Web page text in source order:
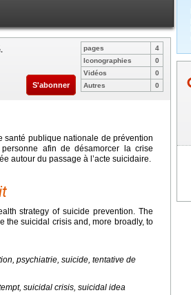
S'abonner
pages
4
Iconographies
0
Vidéos
0
Autres
0
santé publique nationale de prévention
afin de désamorcer la crise
autour du passage à l’acte suicidaire.
strategy of suicide prevention. The
the suicidal crisis and, more broadly, to
psychiatrie, suicide, tentative de
suicidal crisis, suicidal idea